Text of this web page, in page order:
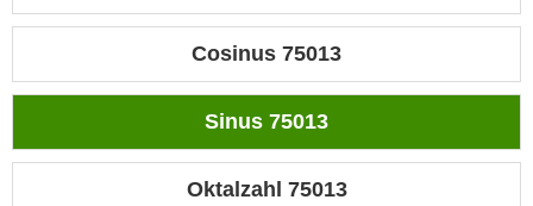
Cosinus 75013
Sinus 75013
Oktalzahl 75013